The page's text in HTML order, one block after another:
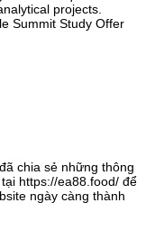
projects.
Summit Study Offer
chia sẻ những thông
https://ea88.food/ để
ngày càng thành